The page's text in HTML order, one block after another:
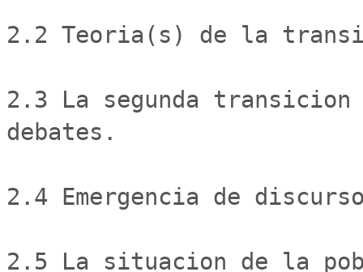
2.2 Teoria(s) de la
2.3 La segunda
debates.
2.4 Emergencia de
2.5 La situacion de la